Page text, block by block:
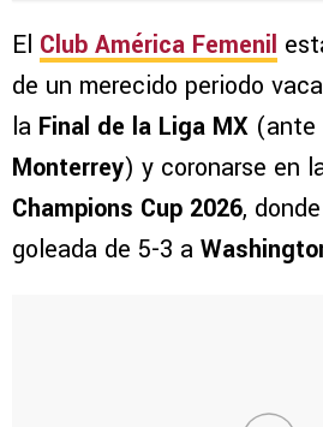
El Club América Femenil
de un merecido periodo
la Final de la Liga MX (ante
Monterrey) y coronarse en
Champions Cup 2026,
goleada de 5-3 a